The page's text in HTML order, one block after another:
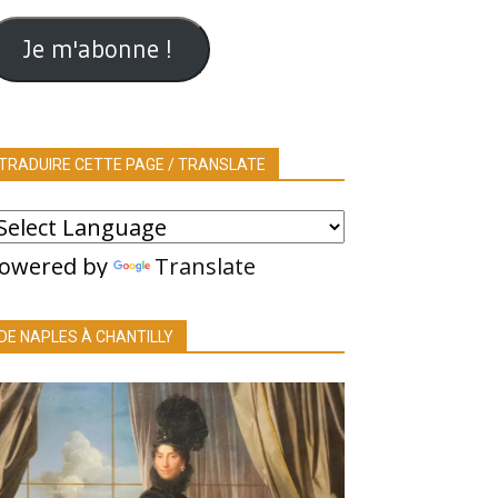
Je m'abonne !
CETTE PAGE / TRANSLATE
by Translate
NAPLES À CHANTILLY